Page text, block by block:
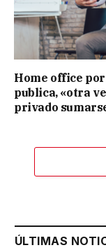
Home office
publica, «otra
privado
ÚLTIMAS